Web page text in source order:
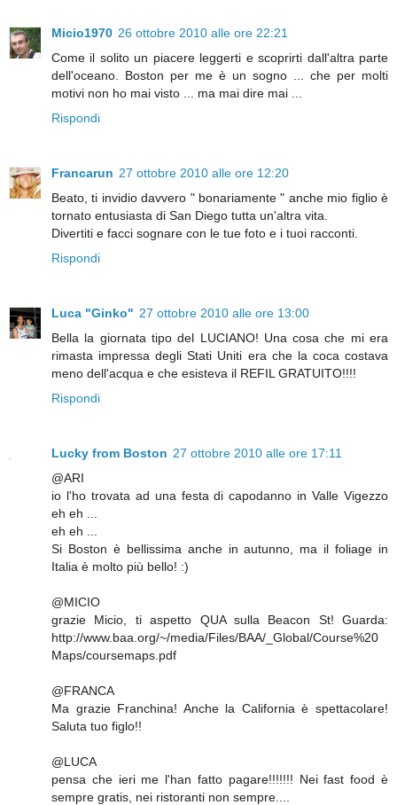
Micio1970 26 ottobre 2010 alle ore 22:21
Come il solito un piacere leggerti e scoprirti dall'altra parte
dell'oceano. Boston per me è un sogno ... che per molti
motivi non ho mai visto ... ma mai dire mai ...
Rispondi
Francarun 27 ottobre 2010 alle ore 12:20
Beato, ti invidio davvero " bonariamente " anche mio figlio è
tornato entusiasta di San Diego tutta un'altra vita.
Divertiti e facci sognare con le tue foto e i tuoi racconti.
Rispondi
Luca "Ginko" 27 ottobre 2010 alle ore 13:00
Bella la giornata tipo del LUCIANO! Una cosa che mi era
rimasta impressa degli Stati Uniti era che la coca costava
meno dell'acqua e che esisteva il REFIL GRATUITO!!!!
Rispondi
Lucky from Boston 27 ottobre 2010 alle ore 17:11
@ARI
io l'ho trovata ad una festa di capodanno in Valle Vigezzo
eh eh ...
eh eh ...
Si Boston è bellissima anche in autunno, ma il foliage in
Italia è molto più bello! :)
@MICIO
grazie Micio, ti aspetto QUA sulla Beacon St! Guarda:
http://www.baa.org/~/media/Files/BAA/_Global/Course%20
Maps/coursemaps.pdf
@FRANCA
Ma grazie Franchina! Anche la California è spettacolare!
Saluta tuo figlo!!
@LUCA
pensa che ieri me l'han fatto pagare!!!!!!! Nei fast food è
sempre gratis, nei ristoranti non sempre....